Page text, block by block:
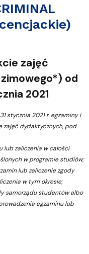
zajęć
od
2021
stycznia 2021 r. egzaminy i
zajęć dydaktycznych, pod
lub zaliczenia w całości
w programie studiów;
lub zaliczenie zgody
w tym okresie;
samorządu studentów albo
egzaminu lub